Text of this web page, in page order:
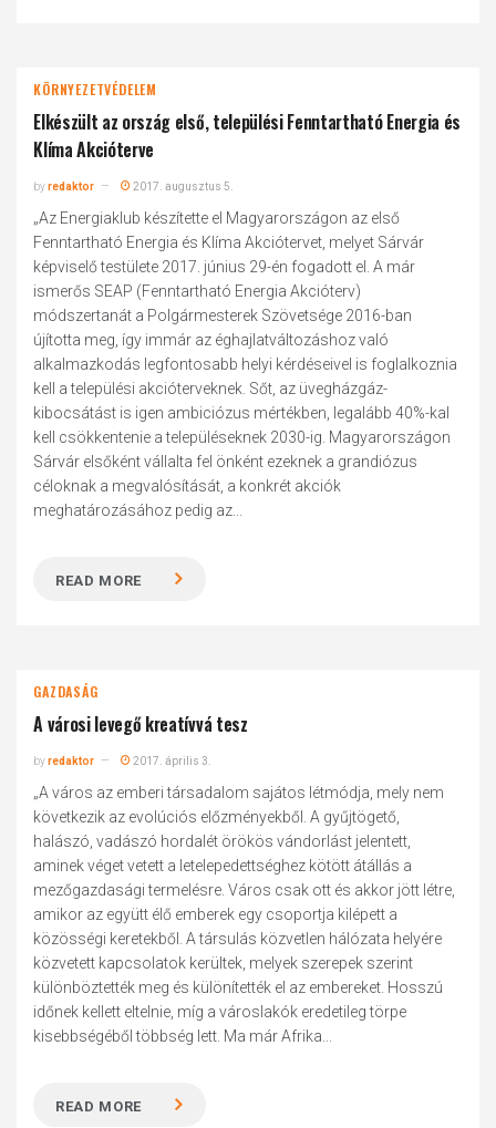
KÖRNYEZETVÉDELEM
Elkészült az ország első, települési Fenntartható Energia és
Klíma Akcióterve
byredaktor 2017. augusztus 5.
„Az Energiaklub készítette el Magyarországon az első
Fenntartható Energia és Klíma Akciótervet, melyet Sárvár
képviselő testülete 2017. június 29-én fogadott el. A már
ismerős SEAP (Fenntartható Energia Akcióterv)
módszertanát a Polgármesterek Szövetsége 2016-ban
újította meg, így immár az éghajlatváltozáshoz való
alkalmazkodás legfontosabb helyi kérdéseivel is foglalkoznia
kell a települési akcióterveknek. Sőt, az üvegházgáz-
kibocsátást is igen ambiciózus mértékben, legalább 40%-kal
kell csökkentenie a településeknek 2030-ig. Magyarországon
Sárvár elsőként vállalta fel önként ezeknek a grandiózus
céloknak a megvalósítását, a konkrét akciók
meghatározásához pedig az...
READ MORE
GAZDASÁG
A városi levegő kreatívvá tesz
byredaktor 2017. április 3.
„A város az emberi társadalom sajátos létmódja, mely nem
következik az evolúciós előzményekből. A gyűjtögető,
halászó, vadászó hordalét örökös vándorlást jelentett,
aminek véget vetett a letelepedettséghez kötött átállás a
mezőgazdasági termelésre. Város csak ott és akkor jött létre,
amikor az együtt élő emberek egy csoportja kilépett a
közösségi keretekből. A társulás közvetlen hálózata helyére
közvetett kapcsolatok kerültek, melyek szerepek szerint
különböztették meg és különítették el az embereket. Hosszú
időnek kellett eltelnie, míg a városlakók eredetileg törpe
kisebbségéből többség lett. Ma már Afrika...
READ MORE